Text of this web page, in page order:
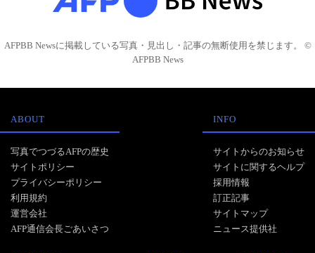
AFPBB Newsに掲載している写真・見出し・記事の無断使用を禁じます。 ©
AFPBB News
ABOUT
写真でつづるAFPの歴史
サイトポリシー
プライバシーポリシー
利用規約
運営会社
AFP通信会長ごあいさつ
INFO
サイトからのお知らせ
サイトに関するヘルプ
採用情報
訂正記事
サイトマップ
ニュース提供社